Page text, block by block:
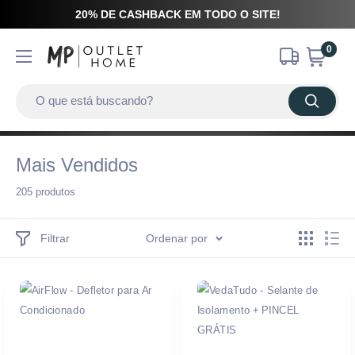
20% DE CASHBACK EM TODO O SITE!
0
Mais Vendidos
205 produtos
Filtrar Ordenar por